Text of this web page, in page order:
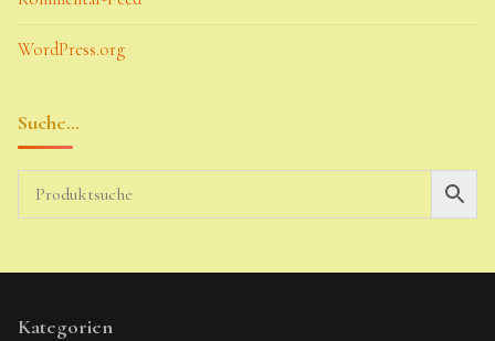
WordPress.org
Suche…
Kategorien